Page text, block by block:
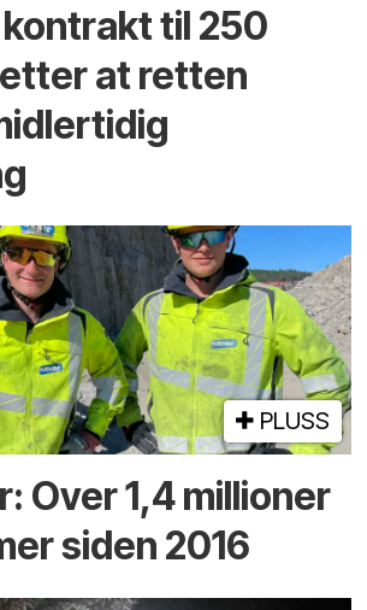
til 250
at retten
PLUSS
Over 1,4 millioner
siden 2016